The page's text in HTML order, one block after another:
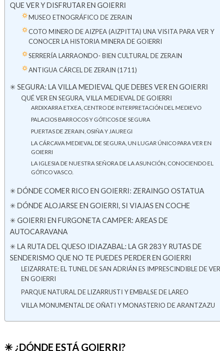
QUE VER Y DISFRUTAR EN GOIERRI
MUSEO ETNOGRÁFICO DE ZERAIN
COTO MINERO DE AIZPEA (AIZPITTA) UNA VISITA PARA VER Y
CONOCER LA HISTORIA MINERA DE GOIERRI
SERRERÍA LARRAONDO- BIEN CULTURAL DE ZERAIN
ANTIGUA CÁRCEL DE ZERAIN (1711)
✳ SEGURA: LA VILLA MEDIEVAL QUE DEBES VER EN GOIERRI
QUÉ VER EN SEGURA, VILLA MEDIEVAL DE GOIERRI
ARDIXARRA ETXEA, CENTRO DE INTERPRETACIÓN DEL MEDIEVO
PALACIOS BARROCOS Y GÓTICOS DE SEGURA
PUERTAS DE ZERAIN, OSIÑA Y JAUREGI
LA CÁRCAVA MEDIEVAL DE SEGURA, UN LUGAR ÚNICO PARA VER EN
GOIERRI
LA IGLESIA DE NUESTRA SEÑORA DE LA ASUNCIÓN, CONOCIENDO EL
GÓTICO VASCO.
✳ DÓNDE COMER RICO EN GOIERRI: ZERAINGO OSTATUA
✳ DÓNDE ALOJARSE EN GOIERRI, SI VIAJAS EN COCHE
✳ GOIERRI EN FURGONETA CAMPER: AREAS DE
AUTOCARAVANA
✳ LA RUTA DEL QUESO IDIAZABAL: LA GR 283 Y RUTAS DE
SENDERISMO QUE NO TE PUEDES PERDER EN GOIERRI
LEIZARRATE: EL TUNEL DE SAN ADRIÁN ES IMPRESCINDIBLE DE VER
EN GOIERRI
PARQUE NATURAL DE LIZARRUSTI Y EMBALSE DE LAREO
VILLA MONUMENTAL DE OÑATI Y MONASTERIO DE ARANTZAZU
✳ ¿DÓNDE ESTÁ GOIERRI?